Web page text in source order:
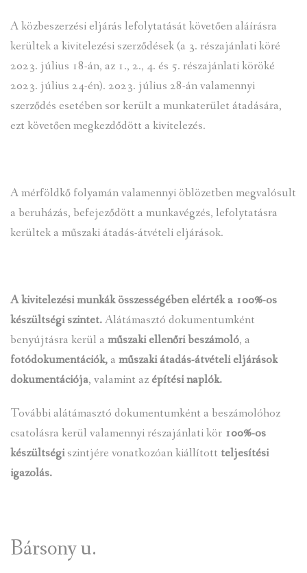
INTÉZMÉNYEK
INFORMÁCIÓK
GALÉRIA
KAPCSOLAT
VÁLASZTÁS 2026
TELEPÜLÉSIKÉPVISELŐI VAGYONNYILATKOZATOK – 2026.
ÉV
A közbeszerzési eljárás lefolytatását követően aláírásra
kerültek a kivitelezési szerződések (a 3. részajánlati köré
2023. július 18-án, az 1., 2., 4. és 5. részajánlati köröké
2023. július 24-én). 2023. július 28-án valamennyi
szerződés esetében sor került a munkaterület átadására,
ezt követően megkezdődött a kivitelezés.
A mérföldkő folyamán valamennyi öblözetben megvalósult
a beruházás, befejeződött a munkavégzés, lefolytatásra
kerültek a műszaki átadás-átvételi eljárások.
A kivitelezési munkák összességébenelérték a 100%-os
készültségi szintet.Alátámasztó dokumentumként
benyújtásra kerül a műszaki ellenőri beszámoló, a
fotódokumentációk,a műszaki átadás-átvételi eljárások
dokumentációja, valamint azépítési naplók.
További alátámasztó dokumentumként a beszámolóhoz
csatolásra kerül valamennyi részajánlati kör 100%-os
készültségiszintjére vonatkozóan kiállított teljesítési
igazolás.
Bársony u.